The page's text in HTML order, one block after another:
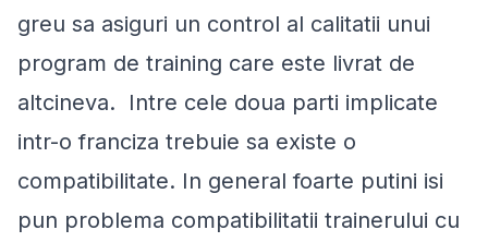
greu sa asiguri un control al calitatii unui
program de training care este livrat de
altcineva. Intre cele doua parti implicate
intr-o franciza trebuie sa existe o
compatibilitate. In general foarte putini isi
pun problema compatibilitatii trainerului cu